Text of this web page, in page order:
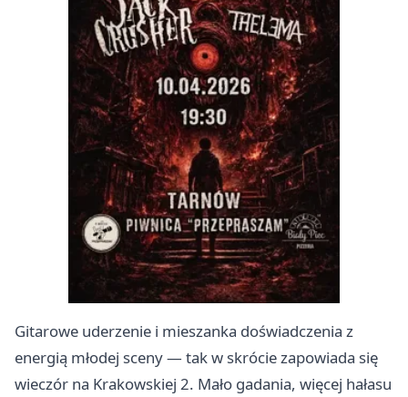
Gitarowe uderzenie i mieszanka doświadczenia z
energią młodej sceny — tak w skrócie zapowiada się
wieczór na Krakowskiej 2. Mało gadania, więcej hałasu